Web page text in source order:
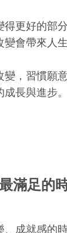
得更好的部
會帶來人生
變，習慣願
長與進步。
滿足的
、成就感的